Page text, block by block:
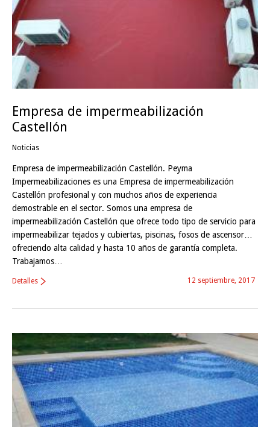
Empresa de impermeabilización
Castellón
Noticias
Empresa de impermeabilización Castellón. Peyma
Impermeabilizaciones es una Empresa de impermeabilización
Castellón profesional y con muchos años de experiencia
demostrable en el sector. Somos una empresa de
impermeabilización Castellón que ofrece todo tipo de servicio para
impermeabilizar tejados y cubiertas, piscinas, fosos de ascensor…
ofreciendo alta calidad y hasta 10 años de garantía completa.
Trabajamos…
12 septiembre, 2017
Detalles